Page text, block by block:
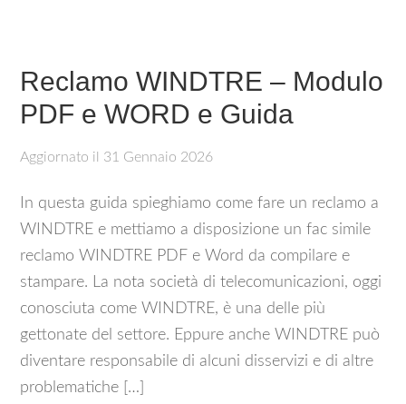
Reclamo WINDTRE – Modulo
PDF e WORD e Guida
Aggiornato il 31 Gennaio 2026
In questa guida spieghiamo come fare un reclamo a
WINDTRE e mettiamo a disposizione un fac simile
reclamo WINDTRE PDF e Word da compilare e
stampare. La nota società di telecomunicazioni, oggi
conosciuta come WINDTRE, è una delle più
gettonate del settore. Eppure anche WINDTRE può
diventare responsabile di alcuni disservizi e di altre
problematiche […]